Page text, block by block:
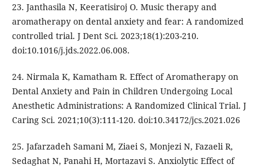
23. Janthasila N, Keeratisiroj O. Music therapy and
aromatherapy on dental anxiety and fear: A randomized
controlled trial. J Dent Sci. 2023;18(1):203-210.
doi:10.1016/j.jds.2022.06.008.
24. Nirmala K, Kamatham R. Effect of Aromatherapy on
Dental Anxiety and Pain in Children Undergoing Local
Anesthetic Administrations: A Randomized Clinical Trial. J
Caring Sci. 2021;10(3):111-120. doi:10.34172/jcs.2021.026
25. Jafarzadeh Samani M, Ziaei S, Monjezi N, Fazaeli R,
Sedaghat N, Panahi H, Mortazavi S. Anxiolytic Effect of